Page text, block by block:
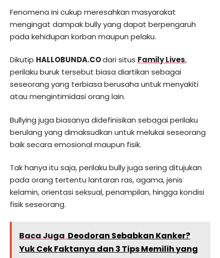
Fenomena ini cukup meresahkan masyarakat
mengingat dampak bully yang dapat berpengaruh
pada kehidupan korban maupun pelaku.
Dikutip HALLOBUNDA.COdari situs Family Lives,
perilaku buruk tersebut biasa diartikan sebagai
seseorang yang terbiasa berusaha untuk menyakiti
atau mengintimidasi orang lain.
Bullying juga biasanya didefinisikan sebagai perilaku
berulang yang dimaksudkan untuk melukai seseorang
baik secara emosional maupun fisik.
Tak hanya itu saja, perilaku bully juga sering ditujukan
pada orang tertentu lantaran ras, agama, jenis
kelamin, orientasi seksual, penampilan, hingga kondisi
fisik seseorang.
Baca Juga Deodoran Sebabkan Kanker?
Yuk Cek Faktanya dan 3 Tips Memilih yang